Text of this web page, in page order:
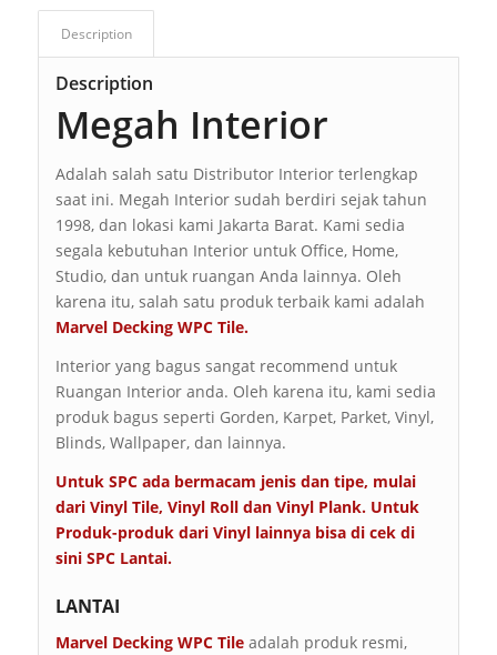
Description
Description
Megah Interior
Adalah salah satu Distributor Interior terlengkap
saat ini. Megah Interior sudah berdiri sejak tahun
1998, dan lokasi kami Jakarta Barat. Kami sedia
segala kebutuhan Interior untuk Office, Home,
Studio, dan untuk ruangan Anda lainnya. Oleh
karena itu, salah satu produk terbaik kami adalah
Marvel Decking WPC Tile.
Interior yang bagus sangat recommend untuk
Ruangan Interior anda. Oleh karena itu, kami sedia
produk bagus seperti Gorden, Karpet, Parket, Vinyl,
Blinds, Wallpaper, dan lainnya.
Untuk SPC ada bermacam jenis dan tipe, mulai
dari Vinyl Tile, Vinyl Roll dan Vinyl Plank. Untuk
Produk-produk dari Vinyl lainnya bisa di cek di
sini SPC Lantai.
LANTAI
Marvel Decking WPC Tile adalah produk resmi,